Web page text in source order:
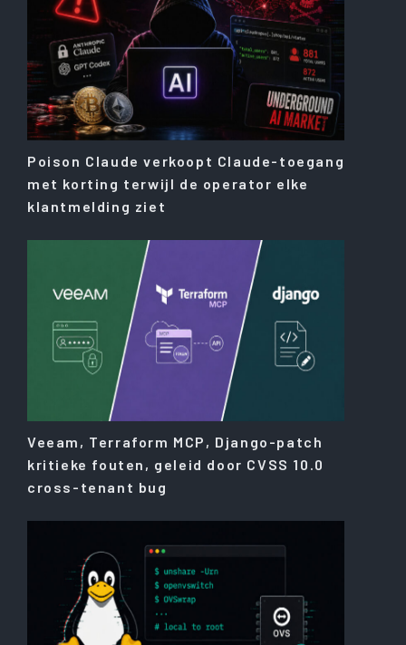
Poison Claude verkoopt Claude-toegang
met korting terwijl de operator elke
klantmelding ziet
Veeam, Terraform MCP, Django-patch
kritieke fouten, geleid door CVSS 10.0
cross-tenant bug